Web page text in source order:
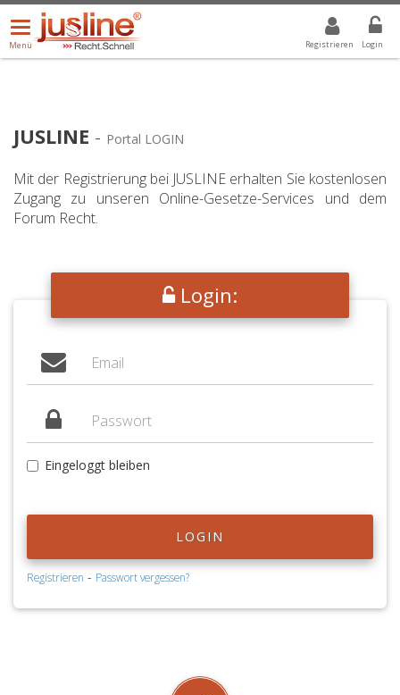
Registrieren Login
Menü
öffnen/schließen
Menü
ALLE DROPDOWN: GEWÄHLTER WERT IST ALLE
JUSLINE - Portal LOGIN
Mit der Registrierung bei JUSLINE erhalten Sie kostenlosen
Zugang zu unseren Online-Gesetze-Services und dem
Forum Recht.
Login:
Eingeloggt bleiben
LOGIN
Registrieren - Passwort vergessen?